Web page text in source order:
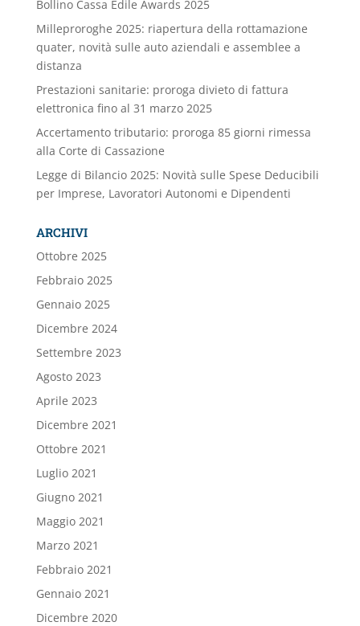
Bollino Cassa Edile Awards 2025
Milleproroghe 2025: riapertura della rottamazione
quater, novità sulle auto aziendali e assemblee a
distanza
Prestazioni sanitarie: proroga divieto di fattura
elettronica fino al 31 marzo 2025
Accertamento tributario: proroga 85 giorni rimessa
alla Corte di Cassazione
Legge di Bilancio 2025: Novità sulle Spese Deducibili
per Imprese, Lavoratori Autonomi e Dipendenti
ARCHIVI
Ottobre 2025
Febbraio 2025
Gennaio 2025
Dicembre 2024
Settembre 2023
Agosto 2023
Aprile 2023
Dicembre 2021
Ottobre 2021
Luglio 2021
Giugno 2021
Maggio 2021
Marzo 2021
Febbraio 2021
Gennaio 2021
Dicembre 2020